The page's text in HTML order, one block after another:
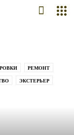
РЕМОНТ
ЭКСТЕРЬЕР